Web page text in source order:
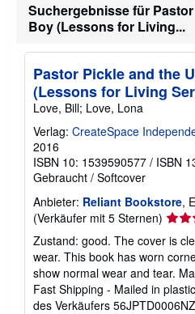
Suchergebnisse für
Boy (Lessons for Living...
Pastor Pickle and the
(Lessons for Living
Love, Bill; Love, Lona
Verlag: CreateSpace
2016
ISBN 10: 1539590577 / ISBN
Gebraucht / Softcover
Anbieter: Reliant Bookstore,
(Verkäufer mit 5 Sternen)
5
von
5
Zustand: good. The cover is
wear. This book has worn
show normal wear and tear.
Fast Shipping - Mailed in
des Verkäufers